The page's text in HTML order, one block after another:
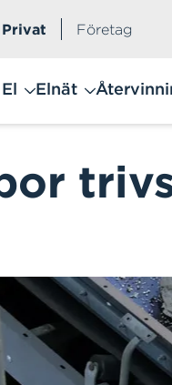
Privat Företag
El Elnät